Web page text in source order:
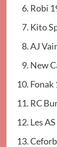
Robi
Kito
AJ
New
Fonak
RC
Les